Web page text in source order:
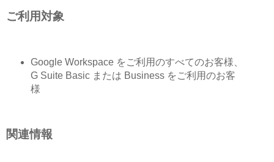
ご利用対象
Google Workspace をご利用のすべてのお客様、
G Suite Basic または Business をご利用のお客
様
関連情報